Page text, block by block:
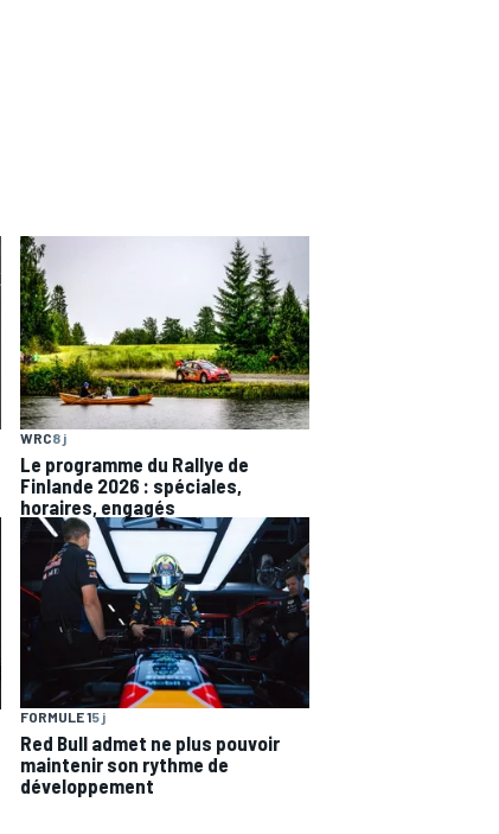
WRC8 j
Le programme du Rallye de
Finlande 2026 : spéciales,
horaires, engagés
FORMULE 15 j
Red Bull admet ne plus pouvoir
maintenir son rythme de
développement